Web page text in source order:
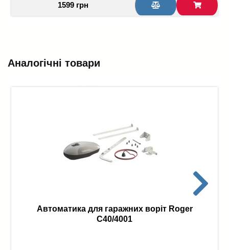
1599 грн
Аналогічні товари
Автоматика для гаражних воріт Roger
C40/4001